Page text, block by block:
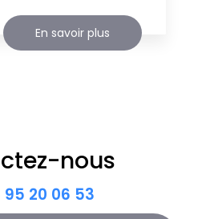
En savoir plus
nous
95 20 06 53